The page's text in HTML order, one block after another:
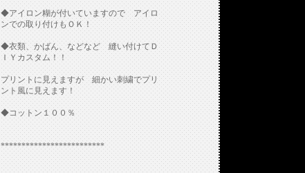
◆アイロン糊が付いていますので アイロ
ンでの取り付けもＯＫ！
◆衣類、かばん、などなど 縫い付けてＤ
ＩＹカスタム！！
プリントに見えますが 細かい刺繍でプリ
ント風に見えます！
◆コットン１００％
*************************